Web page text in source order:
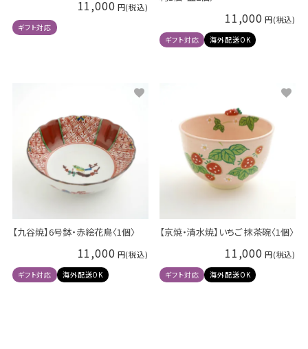
11,000
ギフト対応
11,000
ギフト対応 海外配送OK
【九谷焼】6号鉢・赤絵花鳥〈1個〉
11,000
ギフト対応 海外配送OK
【京焼・清水焼】いちご 抹茶碗〈1個〉
11,000
ギフト対応 海外配送OK